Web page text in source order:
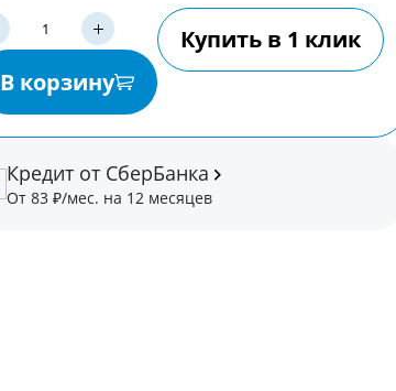
В корзину
Купить в 1 клик
Кредит от СберБанка
От 83 ₽/мес. на 12 месяцев